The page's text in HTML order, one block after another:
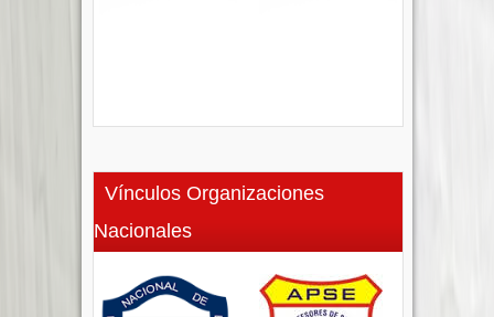
Vínculos Organizaciones
Nacionales